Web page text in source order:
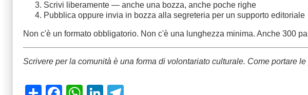
Scrivi liberamente — anche una bozza, anche poche righe
Pubblica oppure invia in bozza alla segreteria per un supporto editoriale
Non c'è un formato obbligatorio. Non c'è una lunghezza minima. Anche 300
Scrivere per la comunità è una forma di volontariato culturale. Come portare